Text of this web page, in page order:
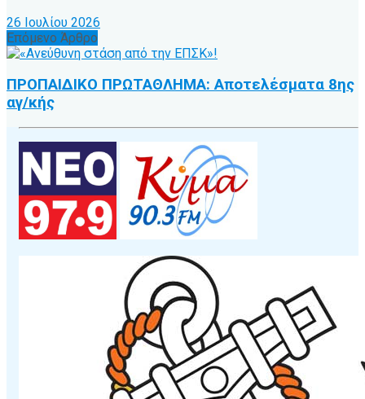
26 Ιουλίου 2026
Επόμενο Άρθρο
ΠΡΟΠΑΙΔΙΚΟ ΠΡΩΤΑΘΛΗΜΑ: Αποτελέσματα 8ης
αγ/κής